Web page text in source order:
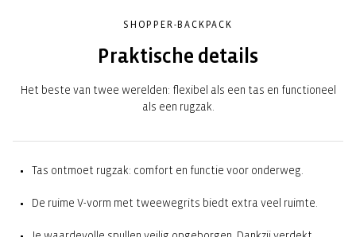
SHOPPER-BACKPACK
Praktische details
Het beste van twee werelden: flexibel als een tas en functioneel
als een rugzak.
Tas ontmoet rugzak: comfort en functie voor onderweg.
De ruime V-vorm met tweewegrits biedt extra veel ruimte.